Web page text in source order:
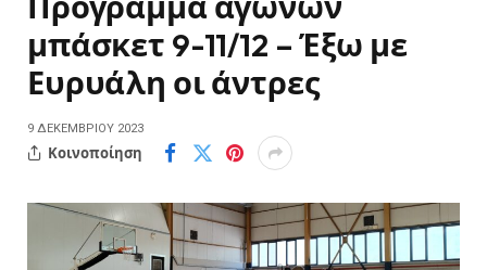
μπάσκετ 9-11/12 – Έξω με
Ευρυάλη οι άντρες
9 ΔΕΚΕΜΒΡΊΟΥ 2023
Κοινοποίηση